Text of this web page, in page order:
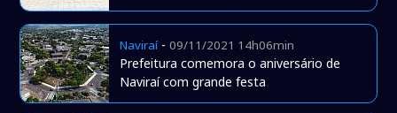
Naviraí-09/11/2021 14h06min
Prefeitura comemora o aniversário de
Naviraí com grande festa